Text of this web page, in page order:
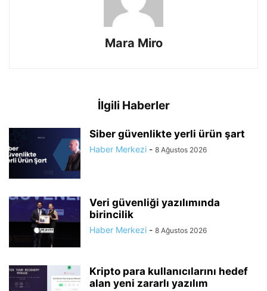
Mara Miro
İlgili Haberler
Siber güvenlikte yerli ürün şart
Haber Merkezi - 8 Ağustos 2026
Veri güvenliği yazılımında
birincilik
Haber Merkezi - 8 Ağustos 2026
Kripto para kullanıcılarını hedef
alan yeni zararlı yazılım